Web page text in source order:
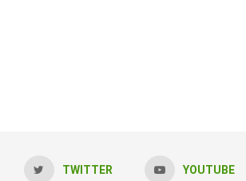
TWITTER YOUTUBE